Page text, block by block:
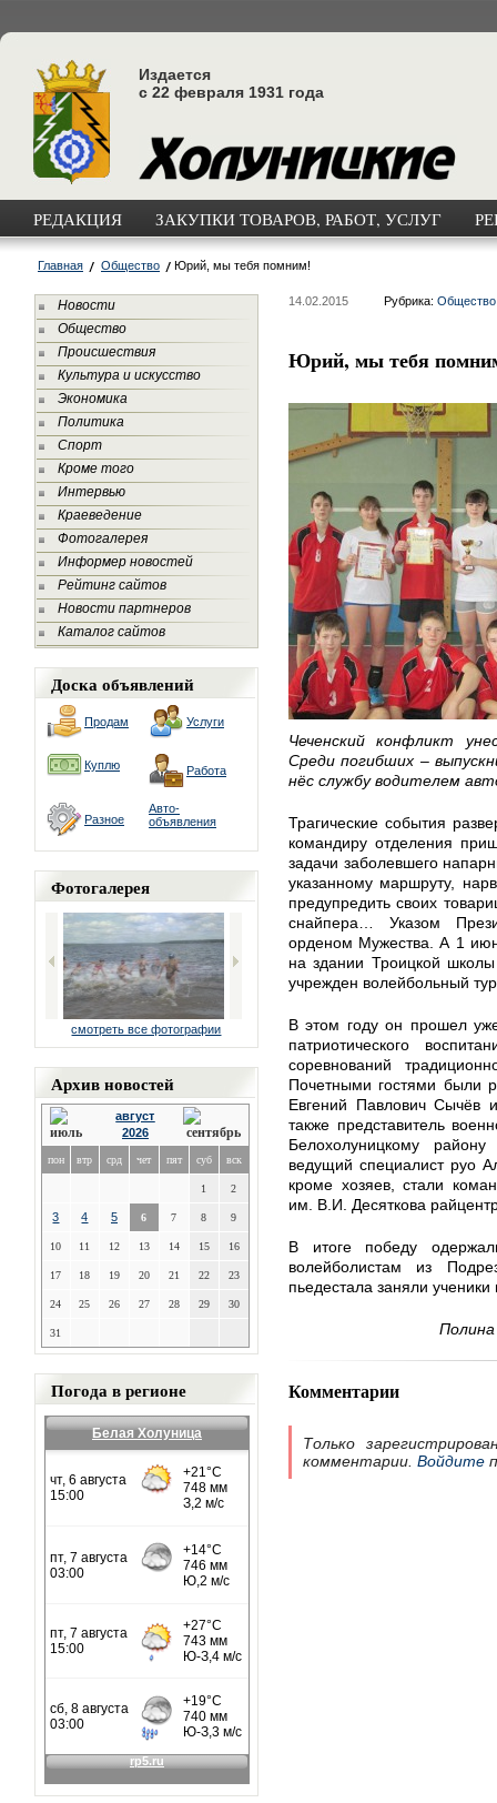
Издается
с 22 февраля 1931 года
РЕДАКЦИЯ ЗАКУПКИ ТОВАРОВ, РАБОТ, УСЛУГ
Главная Общество Юрий, мы тебя помним!
Новости
Общество
Происшествия
Культура и искусство
Экономика
Политика
Спорт
Кроме того
Интервью
Краеведение
Фотогалерея
Информер новостей
Рейтинг сайтов
Новости партнеров
Каталог сайтов
Доска объявлений
Продам Услуги
Куплю Работа
Разное
Авто-
объявления
Фотогалерея
смотреть все фотографии
Архив новостей
август
2026
пон втр срд чет пят суб вск
1 2
3 4 5 6 7 8 9
10 11 12 13 14 15 16
17 18 19 20 21 22 23
24 25 26 27 28 29 30
31
Погода в регионе
Белая Холуница
14.02.2015 Рубрика: Общество
Юрий, мы тебя
Чеченский конфликт
Среди погибших –
нёс службу водителем
Трагические события
командиру отделения
задачи заболевшего
указанному маршруту,
предупредить своих
снайпера… Указом
орденом Мужества. А 1
на здании Троицкой
учрежден волейбольный
В этом году он прошел
патриотического
соревнований
Почетными гостями были
Евгений Павлович Сычёв
также представитель
Белохолуницкому
ведущий специалист руо
кроме хозяев, стали
им. В.И. Десяткова
В итоге победу
волейболистам из
пьедестала заняли ученики
Комментарии
Только
комментарии. Войдите